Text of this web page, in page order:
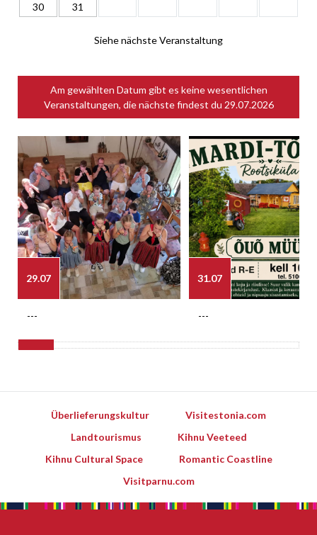
30
31
Siehe nächste Veranstaltung
Am gewählten Datum gibt es keine wesentlichen
Veranstaltungen, die nächste findest du 29.07.2026
29.07
---
31.07
---
Überlieferungskultur
Visitestonia.com
Landtourismus
Kihnu Veeteed
Kihnu Cultural Space
Romantic Coastline
Visitparnu.com